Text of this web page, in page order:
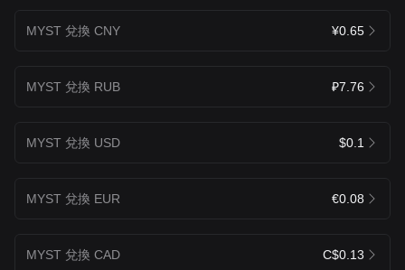
MYST 兌換 CNY ¥0.65
MYST 兌換 RUB ₽7.76
MYST 兌換 USD $0.1
MYST 兌換 EUR €0.08
MYST 兌換 CAD C$0.13